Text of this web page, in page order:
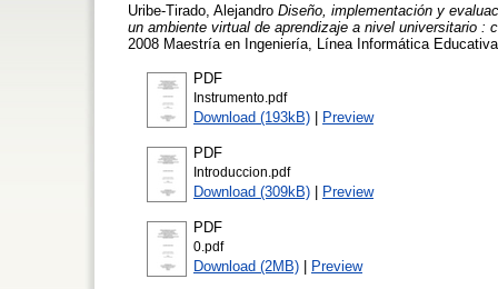
Uribe-Tirado, Alejandro Diseño, implementación y
un ambiente virtual de aprendizaje a nivel universitario
2008 Maestría en Ingeniería, Línea Informática
PDF
Instrumento.pdf
Download (193kB) | Preview
PDF
Introduccion.pdf
Download (309kB) | Preview
PDF
0.pdf
Download (2MB) | Preview